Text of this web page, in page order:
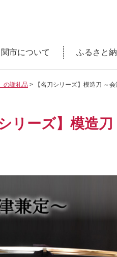
関市について ふるさと
の謝礼品 【名刀シリーズ】模造刀 ～
リーズ】模造刀